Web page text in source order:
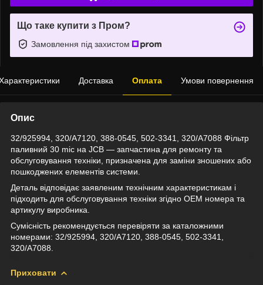
Що таке купити з Пром?
Замовлення під захистом
Доставка Оплата Умови повернення
Опис
32/925994, 320/A7120, 388-0545, 502-3341, 320/A7088 Фільтр
паливний 30 mic на JCB — запчастина для ремонту та
обслуговування техніки, призначена для заміни зношених або
пошкоджених елементів системи.
Деталь відповідає заявленим технічним характеристикам і
підходить для обслуговування техніки згідно OEM номера та
артикулу виробника.
Сумісність рекомендується перевіряти за каталожними
номерами: 32/925994, 320/A7120, 388-0545, 502-3341,
320/A7088.
Приховати